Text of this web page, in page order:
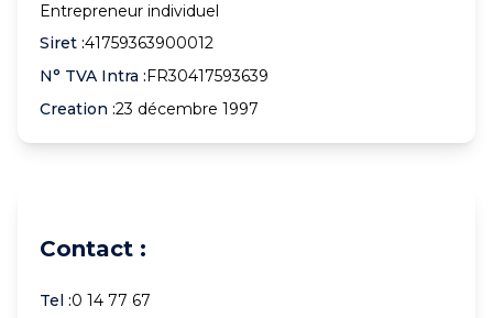
Entrepreneur individuel
Siret :41759363900012
N° TVA Intra :FR30417593639
Creation :23 décembre 1997
Contact :
Tel :0 14 77 67